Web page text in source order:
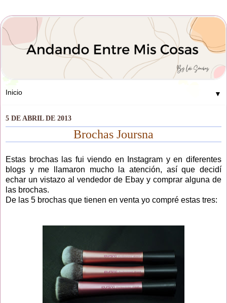
▼
5 DE ABRIL DE 2013
Brochas Joursna
Estas brochas las fui viendo en Instagram y en diferentes
blogs y me llamaron mucho la atención, así que decidí
echar un vistazo al vendedor de Ebay y comprar alguna de
las brochas.
De las 5 brochas que tienen en venta yo compré estas tres: